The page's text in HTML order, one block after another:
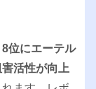
8位にエーテル
活性が向上